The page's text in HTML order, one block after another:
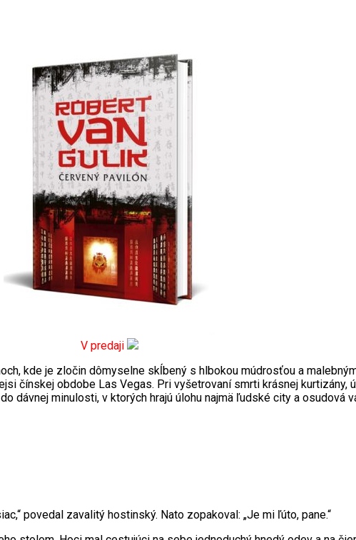
V predaji
kde je zločin dômyselne skĺbený s hlbokou múdrosťou a
čínskej obdobe Las Vegas. Pri vyšetrovaní smrti krásnej kurtizány,
dávnej minulosti, v ktorých hrajú úlohu najmä ľudské city a osudová
povedal zavalitý hostinský. Nato zopakoval: „Je mi ľúto, pane.“